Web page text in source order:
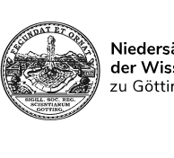
Suchen